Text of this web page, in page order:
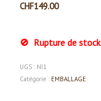
CHF149.00
Rupture de stock
UGS : NI1
Catégorie : EMBALLAGE